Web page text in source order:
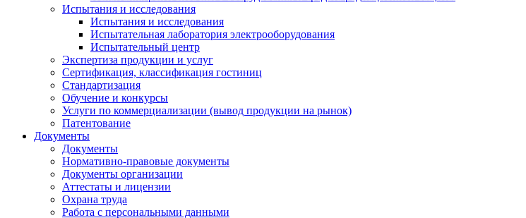
Испытания и исследования
Испытания и исследования
Испытательная лаборатория электрооборудования
Испытательный центр
Экспертиза продукции и услуг
Сертификация, классификация гостиниц
Стандартизация
Обучение и конкурсы
Услуги по коммерциализации (вывод продукции на рынок)
Патентование
Документы
Документы
Нормативно-правовые документы
Документы организации
Аттестаты и лицензии
Охрана труда
Работа с персональными данными